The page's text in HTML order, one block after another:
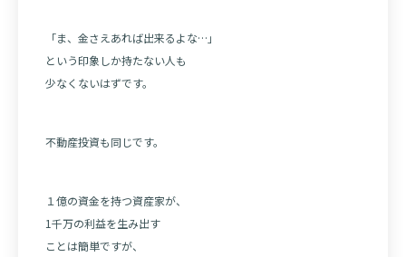
「ま、金さえあれば出来るよな…」
という印象しか持たない人も
少なくないはずです。
不動産投資も同じです。
１億の資金を持つ資産家が、
1千万の利益を生み出す
ことは簡単ですが、